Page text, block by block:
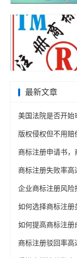
最新文章
美国法院是否开始
版权侵权但不用
商标注册申请书，
商标注册失败率
企业商标注册风
如何选择商标注
如何提高商标注
商标注册驳回率